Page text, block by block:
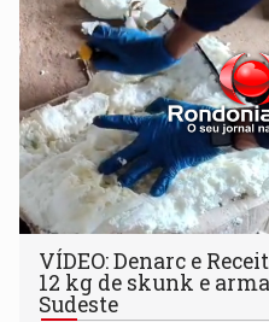
VÍDEO: Denarc e
12 kg de skunk e
Sudeste